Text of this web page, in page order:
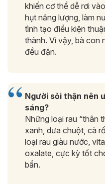
khiến cơ thể dễ rơi
hụt năng lượng, làm
tình tạo điều kiện
thành. Vì vậy, bà con
đều đặn.
Người sỏi thận nên
sáng?
Những loại rau “thân
xanh, dưa chuột, cà
loại rau giàu nước,
oxalate, cực kỳ tốt
bẩn.